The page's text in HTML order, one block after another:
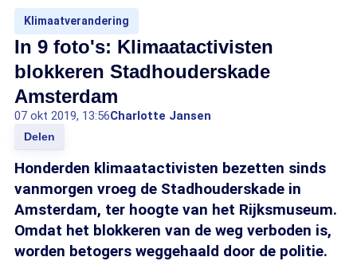
Klimaatverandering
In 9 foto's: Klimaatactivisten
blokkeren Stadhouderskade
Amsterdam
07 okt 2019, 13:56Charlotte Jansen
Delen
Honderden klimaatactivisten bezetten sinds
vanmorgen vroeg de Stadhouderskade in
Amsterdam, ter hoogte van het Rijksmuseum.
Omdat het blokkeren van de weg verboden is,
worden betogers weggehaald door de politie.